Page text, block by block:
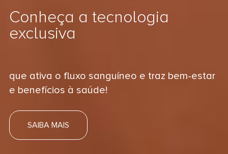
Conheça a tecnologia
exclusiva
que ativa o fluxo sanguíneo e traz bem-estar
e benefícios à saúde!
SAIBA MAIS